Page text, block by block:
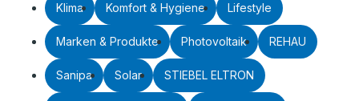
Klima Komfort & Hygiene Lifestyle
Marken & Produkte Photovoltaik REHAU
Sanipa Solar STIEBEL ELTRON